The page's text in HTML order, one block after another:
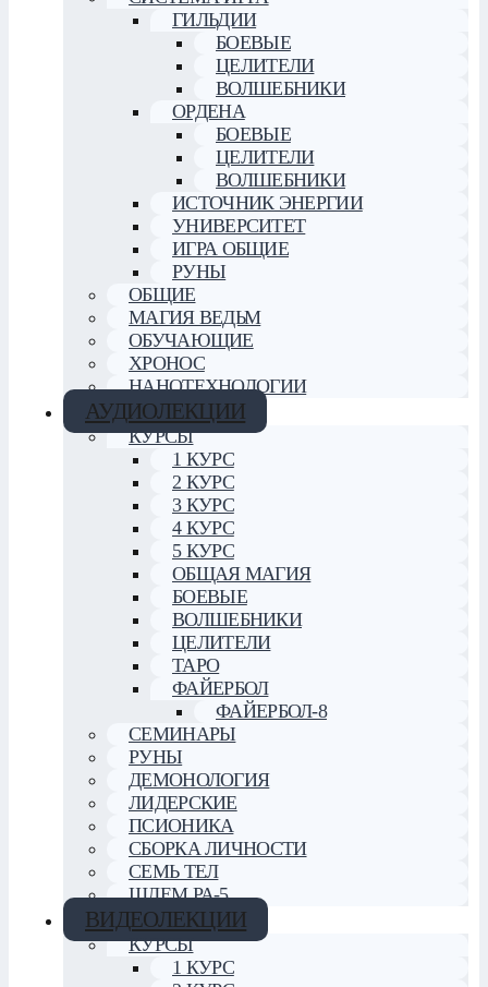
ГИЛЬДИИ
БОЕВЫЕ
ЦЕЛИТЕЛИ
ВОЛШЕБНИКИ
ОРДЕНА
БОЕВЫЕ
ЦЕЛИТЕЛИ
ВОЛШЕБНИКИ
ИСТОЧНИК ЭНЕРГИИ
УНИВЕРСИТЕТ
ИГРА ОБЩИЕ
РУНЫ
ОБЩИЕ
МАГИЯ ВЕДЬМ
ОБУЧАЮЩИЕ
ХРОНОС
НАНОТЕХНОЛОГИИ
АУДИОЛЕКЦИИ
КУРСЫ
1 КУРС
2 КУРС
3 КУРС
4 КУРС
5 КУРС
ОБЩАЯ МАГИЯ
БОЕВЫЕ
ВОЛШЕБНИКИ
ЦЕЛИТЕЛИ
ТАРО
ФАЙЕРБОЛ
ФАЙЕРБОЛ-8
СЕМИНАРЫ
РУНЫ
ДЕМОНОЛОГИЯ
ЛИДЕРСКИЕ
ПСИОНИКА
СБОРКА ЛИЧНОСТИ
СЕМЬ ТЕЛ
ШЛЕМ РА-5
ВИДЕОЛЕКЦИИ
КУРСЫ
1 КУРС